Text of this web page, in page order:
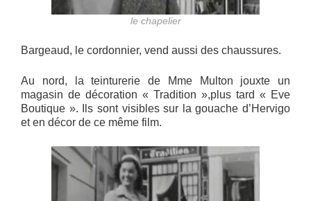
le chapelier
Bargeaud, le cordonnier, vend aussi des chaussures.
Au nord, la teinturerie de Mme Multon jouxte un
magasin de décoration « Tradition »,plus tard « Eve
Boutique ». Ils sont visibles sur la gouache d’Hervigo
et en décor de ce même film.